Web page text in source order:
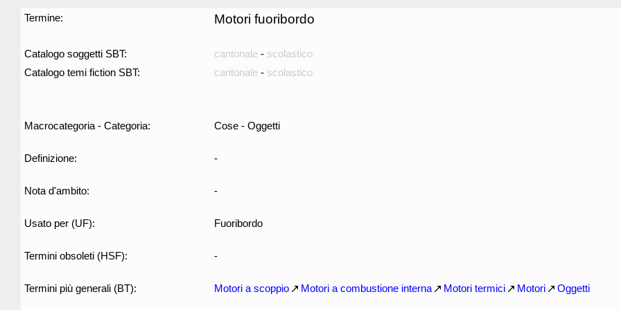
Termine: Motori fuoribordo
Catalogo soggetti SBT: cantonale - scolastico
Catalogo temi fiction SBT:
cantonale - scolastico
Macrocategoria - Categoria: Cose - Oggetti
Definizione: -
Nota d'ambito: -
Usato per (UF): Fuoribordo
Termini obsoleti (HSF): -
Termini più generali (BT): Motori a scoppio Motori a combustione interna Motori termici Motori Oggetti